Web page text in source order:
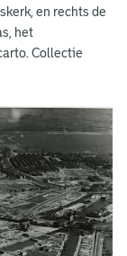
en rechts de
het
Collectie